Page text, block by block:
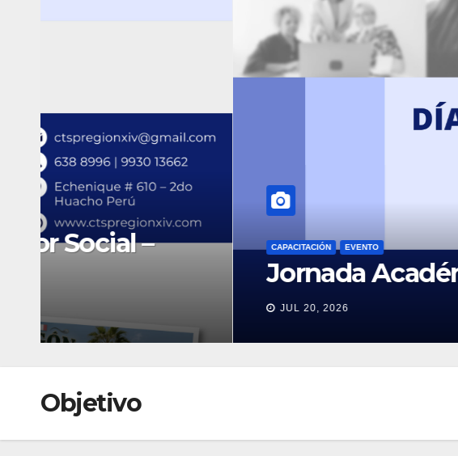
CAPACITACIÓN EVENTO
Jornada Académica – julio 2026
Objetivo